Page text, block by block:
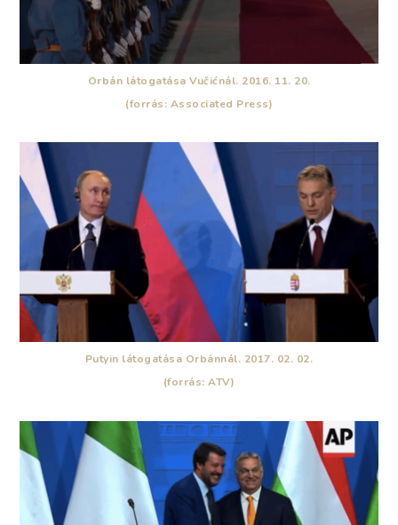
Orbán látogatása Vučićnál. 2016. 11. 20.
(forrás: Associated Press)
Putyin látogatása Orbánnál. 2017. 02. 02.
(forrás: ATV)